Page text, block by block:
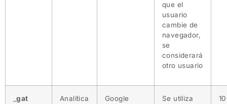
que el
usuario
cambie de
navegador,
se
considerará
otro usuario
_gat Analítica
Google
Se utiliza
10